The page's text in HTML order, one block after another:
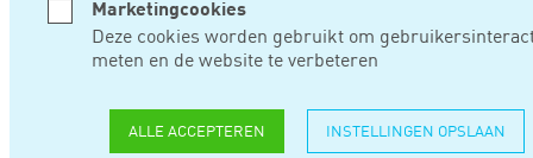
Marketingcookies
Deze cookies worden gebruikt om
meten en de website te verbeteren
ALLE ACCEPTEREN INSTELLINGEN OPSLAAN
STAND VAN ZAKEN
AUGUSTUS 2023